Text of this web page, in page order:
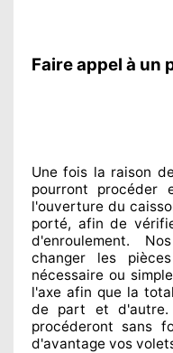
Faire appel à un
Une fois la raison
pourront procéder
l'ouverture du
porté, afin de
d'enroulement.
changer les
nécessaire ou
l'axe afin que la
de part et d'autre
procéderont sans
d'avantage vos